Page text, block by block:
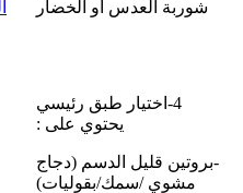
شوربة العدس او الخضار
4-اختيار طبق رئيسي
يحتوي على :
-بروتين قليل الدسم (دجاج
مشوي /سمك/بقوليات)